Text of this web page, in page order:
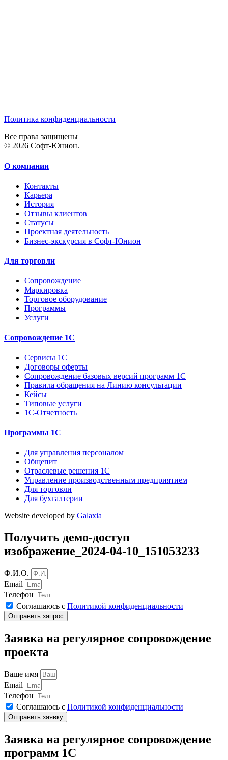
Политика конфиденциальности
Все права защищены
© 2026 Софт-Юнион.
О компании
Контакты
Карьера
История
Отзывы клиентов
Статусы
Проектная деятельность
Бизнес-экскурсия в Софт-Юнион
Для торговли
Сопровождение
Маркировка
Торговое оборудование
Программы
Услуги
Сопровождение 1С
Сервисы 1С
Договоры оферты
Сопровождение базовых версий программ 1С
Правила обращения на Линию консультации
Кейсы
Типовые услуги
1С-Отчетность
Программы 1С
Для управления персоналом
Общепит
Отраслевые решения 1С
Управление производственным предприятием
Для торговли
Для бухгалтерии
Website developed by Galaxia
Получить демо-доступ
изображение_2024-04-10_151053233
Ф.И.О.
Email
Телефон
Соглашаюсь с Политикой конфиденциальности
Отправить запрос
Заявка на регулярное сопровождение
проекта
Ваше имя
Email
Телефон
Соглашаюсь с Политикой конфиденциальности
Отправить заявку
Заявка на регулярное сопровождение
программ 1С